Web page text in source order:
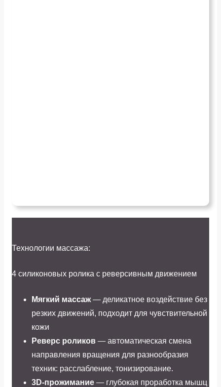
Технологии массажа:
4 силиконовых ролика с реверсивным движением
Мягкий массаж— деликатное воздействие без
резких движений, подходит для чувствительной
кожи
Реверс роликов — автоматическая смена
направления вращения для разнообразия
техник: расслабление, тонизирование.
3D-прожимание — глубокая проработка мышц